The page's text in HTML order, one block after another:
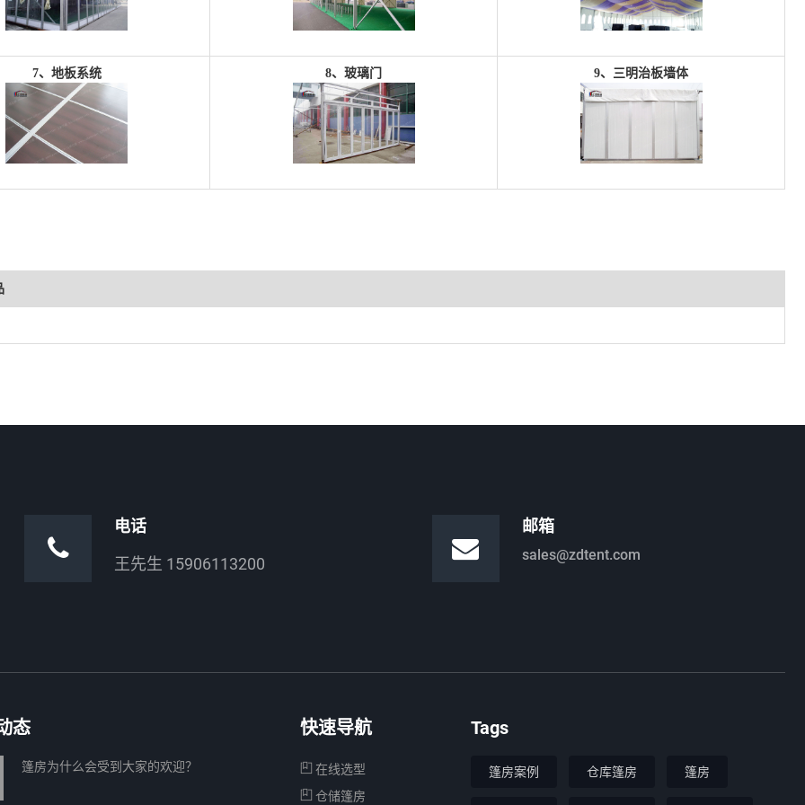
7、 地板系统 8、 玻璃门 9、三明治板墙体
电话
王先生 15906113200
邮箱
sales@zdtent.com
态
篷房为什么会受到大家的欢迎？
快速导航
在线选型
仓储篷房
Tags
篷房案例 仓库篷房 篷房